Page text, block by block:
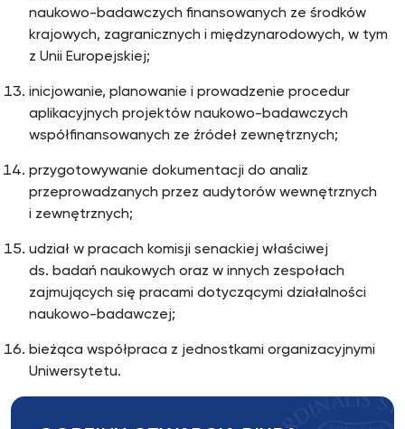
naukowo-badawczych finansowanych ze środków
krajowych, zagranicznych i międzynarodowych, w tym
z Unii Europejskiej;
inicjowanie, planowanie i prowadzenie procedur
aplikacyjnych projektów naukowo-badawczych
współfinansowanych ze źródeł zewnętrznych;
przygotowywanie dokumentacji do analiz
przeprowadzanych przez audytorów wewnętrznych
i zewnętrznych;
udział w pracach komisji senackiej właściwej
ds. badań naukowych oraz w innych zespołach
zajmujących się pracami dotyczącymi działalności
naukowo-badawczej;
bieżąca współpraca z jednostkami organizacyjnymi
Uniwersytetu.